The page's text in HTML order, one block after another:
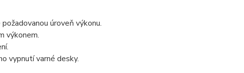
úroveň výkonu.
výkonem.
vypnutí varné desky.